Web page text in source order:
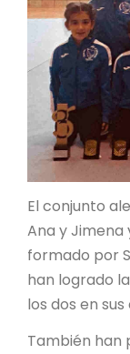
El conjunto
Ana y
formado por
han logrado
los dos en
También han